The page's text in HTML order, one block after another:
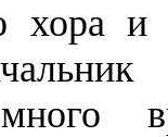
хора